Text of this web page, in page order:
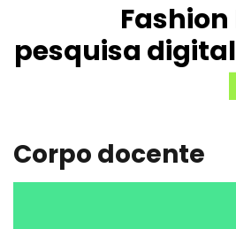
pesquisa
Corpo docente